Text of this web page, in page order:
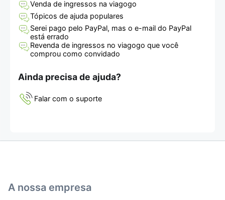
Venda de ingressos na viagogo
Tópicos de ajuda populares
Serei pago pelo PayPal, mas o e-mail do PayPal
está errado
Revenda de ingressos no viagogo que você
comprou como convidado
Ainda precisa de ajuda?
Falar com o suporte
A nossa empresa